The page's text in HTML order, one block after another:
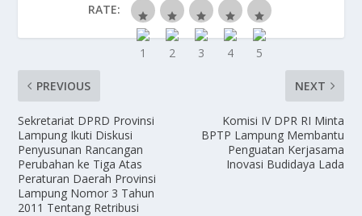
RATE:
PREVIOUS
Sekretariat DPRD Provinsi
Lampung Ikuti Diskusi
Penyusunan Rancangan
Perubahan ke Tiga Atas
Peraturan Daerah Provinsi
Lampung Nomor 3 Tahun
2011 Tentang Retribusi
NEXT
Komisi IV DPR RI Minta
BPTP Lampung Membantu
Penguatan Kerjasama
Inovasi Budidaya Lada